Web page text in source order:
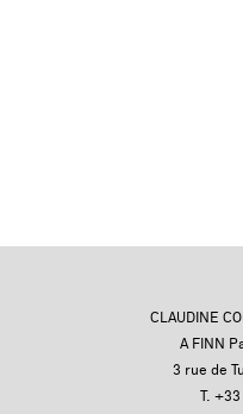
CLAUDINE
A FINN
3 rue de
T.